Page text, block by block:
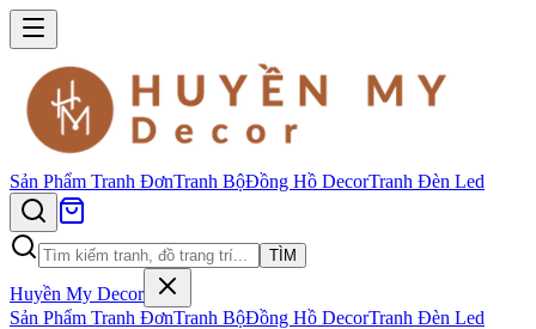
Sản Phẩm Tranh ĐơnTranh BộĐồng Hồ DecorTranh Đèn Led
TÌM
Huyền My Decor
Sản Phẩm Tranh ĐơnTranh BộĐồng Hồ DecorTranh Đèn Led